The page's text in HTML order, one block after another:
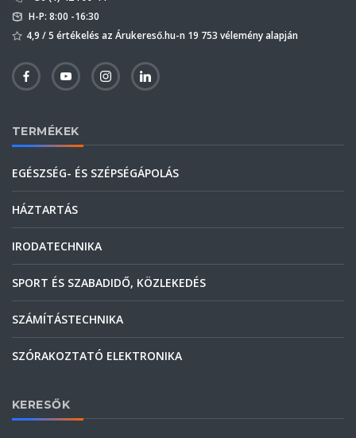
H-P: 8:00 -16:30
4,9 / 5 értékelés az Árukereső.hu-n 19 753 vélemény alapján
TERMÉKEK
EGÉSZSÉG- ÉS SZÉPSÉGÁPOLÁS
HÁZTARTÁS
IRODATECHNIKA
SPORT ÉS SZABADIDŐ, KÖZLEKEDÉS
SZÁMÍTÁSTECHNIKA
SZÓRAKOZTATÓ ELEKTRONIKA
KERESŐK